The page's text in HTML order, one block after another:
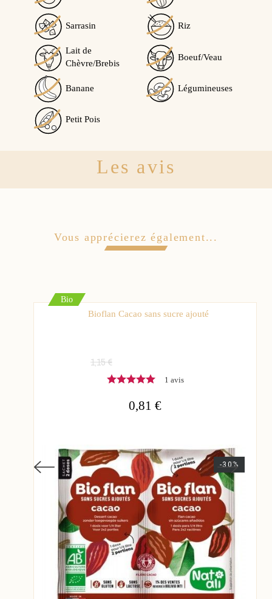
Sarrasin Riz
Lait de
Chèvre/Brebis
Boeuf/Veau
Banane Légumineuses
Petit Pois
Les avis
Vous apprécierez également...
Bio
Bioflan Cacao sans sucre ajouté
1,15 €
1 avis
0,81 €
-30%